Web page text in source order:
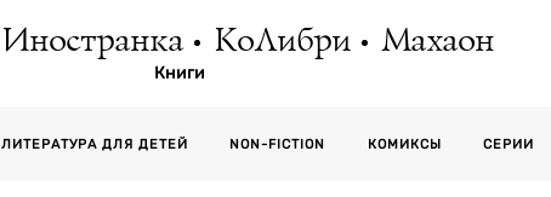
Иностранка КоЛибри Махаон
Книги
ЛИТЕРАТУРА ДЛЯ ДЕТЕЙ NON-FICTION КОМИКСЫ СЕРИИ